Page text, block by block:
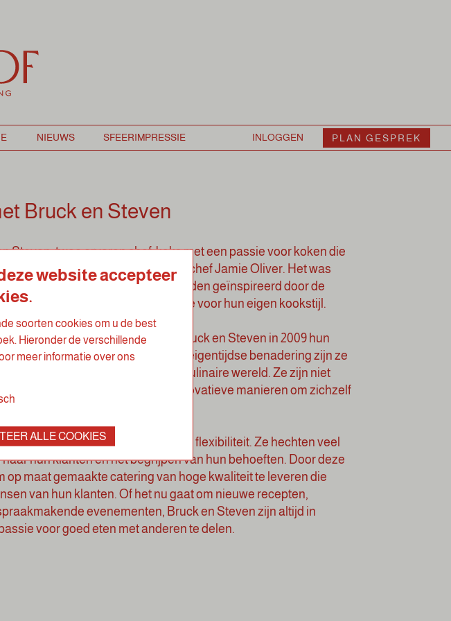
PLAN GESPREK
Bruck en Steven
Steven, twee ervaren chef-koks met een passie voor koken die
van niemand minder dan chef Jamie Oliver. Het was
samenwerking dat ze werden geïnspireerd door de
eerlijk voedsel, wat de basis legde voor hun eigen kookstijl.
te hebben gekookt, besloten Bruck en Steven in 2009 hun
richten: LOOF-Catering. Met een eigentijdse benadering zijn ze
laatste trends en behoeften in de culinaire wereld. Ze zijn niet
trendsetters, altijd op zoek naar innovatieve manieren om zichzelf
is hun klantgerichtheid en flexibiliteit. Ze hechten veel
hun klanten en het begrijpen van hun behoeften. Door deze
op maat gemaakte catering van hoge kwaliteit te leveren die
van hun klanten. Of het nu gaat om nieuwe recepten,
evenementen, Bruck en Steven zijn altijd in
voor goed eten met anderen te delen.
website accepteer
soorten cookies om u de best
Hieronder de verschillende
meer informatie over ons
ALLE COOKIES